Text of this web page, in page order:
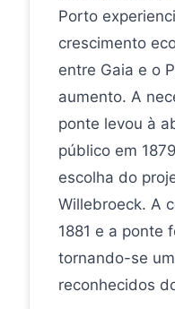
Porto
crescimento
entre Gaia e o
aumento. A
ponte levou à
público em
escolha do
Willebroeck. A
1881 e a ponte
tornando-se
reconhecidos